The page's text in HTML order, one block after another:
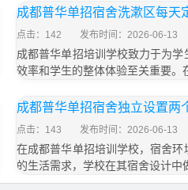
成都普华单招宿舍洗漱区每天
点击：142 发布时间：2026-06-13
成都普华单招培训学校致力于为
效率和学生的整体体验至关重要。
成都普华单招宿舍独立设置两
点击：143 发布时间：2026-06-13
在成都普华单招培训学校，宿舍
的生活需求，学校在其宿舍设计中